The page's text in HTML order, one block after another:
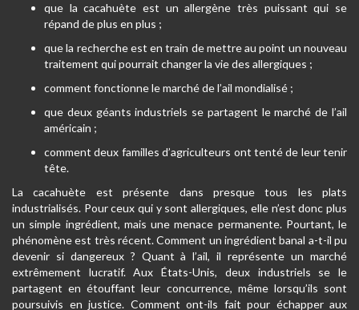
que la cacahuète est un allergène très puissant qui se
répand de plus en plus ;
que la recherche est en train de mettre au point un nouveau
traitement qui pourrait changer la vie des allergiques ;
comment fonctionne le marché de l’ail mondialisé ;
que deux géants industriels se partagent le marché de l’ail
américain ;
comment deux familles d’agriculteurs ont tenté de leur tenir
tête.
La cacahuète est présente dans presque tous les plats
industrialisés. Pour ceux qui y sont allergiques, elle n’est donc plus
un simple ingrédient, mais une menace permanente. Pourtant, le
phénomène est très récent. Comment un ingrédient banal a-t-il pu
devenir si dangereux ? Quant à l’ail, il représente un marché
extrêmement lucratif. Aux États-Unis, deux industriels se le
partagent en étouffant leur concurrence, même lorsqu’ils sont
poursuivis en justice. Comment ont-ils fait pour échapper aux